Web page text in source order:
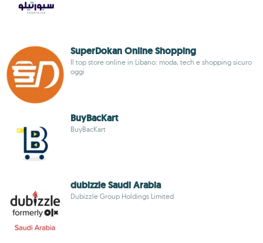
SuperDokan Online Shopping
Il top store online in Libano: moda, tech e shopping sicuro
oggi
BuyBacKart
BuyBacKart
dubizzle Saudi Arabia
Dubizzle Group Holdings Limited